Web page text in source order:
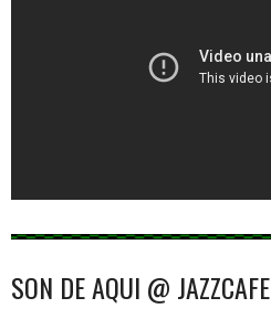
SON DE AQUI @